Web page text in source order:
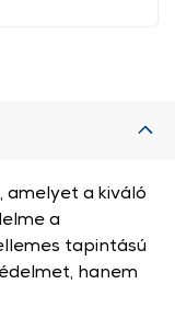
amelyet a kiváló
a
tapintású
hanem